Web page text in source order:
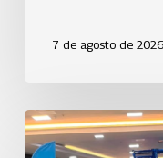
7 de agosto de 2026
Uniodonto
de